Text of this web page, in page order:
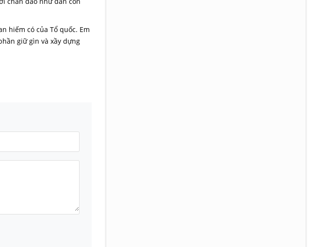
hiếm có của Tổ quốc. Em
giữ gìn và xầy dựng